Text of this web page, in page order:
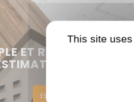
ESTIMATION
ET RAPIDE :
DE VOTRE
Estimer votre bien
This site